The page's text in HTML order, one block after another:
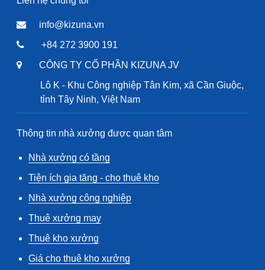
info@kizuna.vn
+84 272 3900 191
CÔNG TY CỔ PHẦN KIZUNA JV
Lô K - Khu Công nghiệp Tân Kim, xã Cần Giuộc,
tỉnh Tây Ninh, Việt Nam
Thông tin nhà xưởng được quan tâm
Nhà xưởng có tầng
Tiện ích gia tăng - cho thuê kho
Nhà xưởng công nghiệp
Thuê xưởng may
Thuê kho xưởng
Giá cho thuê kho xưởng